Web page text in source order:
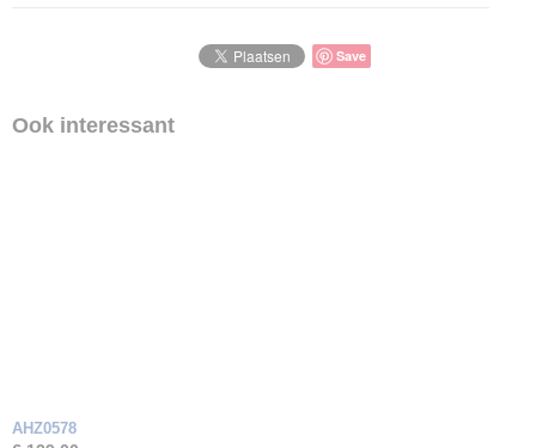
Save
Ook interessant
AHZ0578